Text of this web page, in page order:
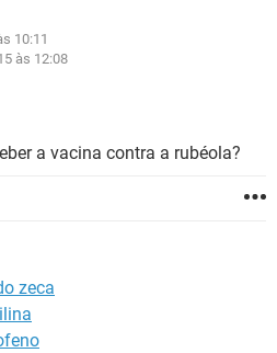
10:11
às 12:08
a vacina contra a rubéola?
zeca